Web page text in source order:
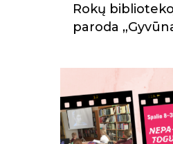
Rokų
paroda